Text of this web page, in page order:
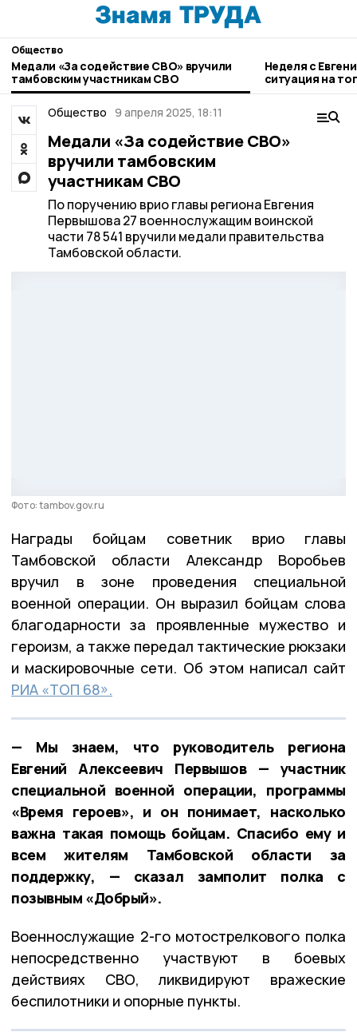
Общество
Медали «За содействие СВО» вручили
тамбовским участникам СВО
Неделя с
ситуация на
городе и
Общество 9 апреля 2025, 18:11
Медали «За содействие СВО»
вручили тамбовским
участникам СВО
По поручению врио главы региона Евгения
Первышова 27 военнослужащим воинской
части 78 541 вручили медали правительства
Тамбовской области.
Фото: tambov.gov.ru
Награды бойцам советник врио главы
Тамбовской области Александр Воробьев
вручил в зоне проведения специальной
военной операции. Он выразил бойцам слова
благодарности за проявленные мужество и
героизм, а также передал тактические рюкзаки
и маскировочные сети. Об этом написал сайт
РИА «ТОП 68».
— Мы знаем, что руководитель региона
Евгений Алексеевич Первышов — участник
специальной военной операции, программы
«Время героев», и он понимает, насколько
важна такая помощь бойцам. Спасибо ему и
всем жителям Тамбовской области за
поддержку, — сказал замполит полка с
позывным «Добрый».
Военнослужащие 2-го мотострелкового полка
непосредственно участвуют в боевых
действиях СВО, ликвидируют вражеские
беспилотники и опорные пункты.